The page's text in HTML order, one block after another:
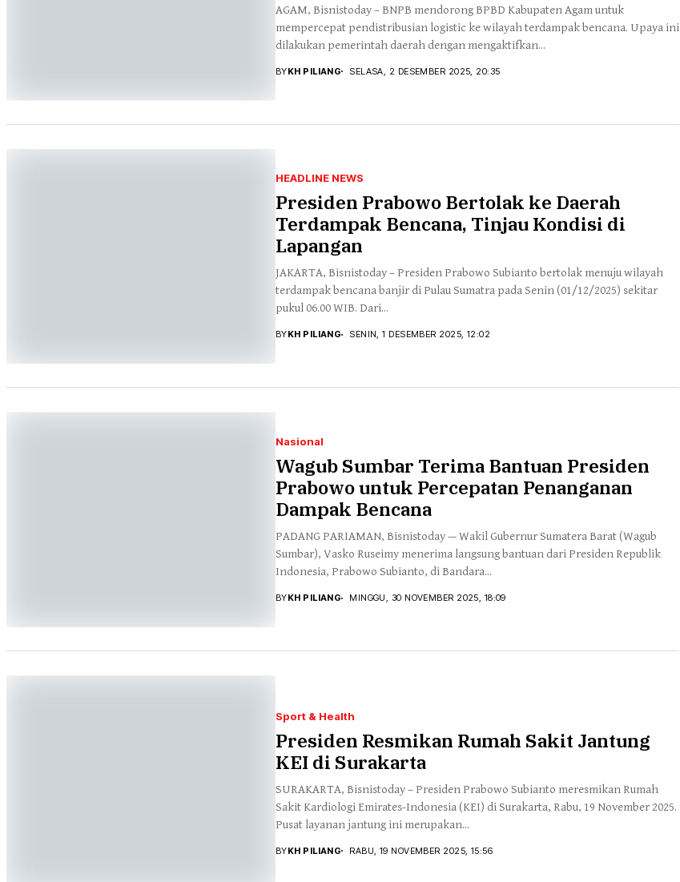
AGAM, Bisnistoday – BNPB mendorong BPBD Kabupaten Agam untuk
mempercepat pendistribusian logistic ke wilayah terdampak bencana. Upaya ini
dilakukan pemerintah daerah dengan mengaktifkan...
BYKH PILIANG SELASA, 2 DESEMBER 2025, 20:35
HEADLINE NEWS
Presiden Prabowo Bertolak ke Daerah
Terdampak Bencana, Tinjau Kondisi di
Lapangan
JAKARTA, Bisnistoday – Presiden Prabowo Subianto bertolak menuju wilayah
terdampak bencana banjir di Pulau Sumatra pada Senin (01/12/2025) sekitar
pukul 06.00 WIB. Dari...
BYKH PILIANG SENIN, 1 DESEMBER 2025, 12:02
Nasional
Wagub Sumbar Terima Bantuan Presiden
Prabowo untuk Percepatan Penanganan
Dampak Bencana
PADANG PARIAMAN, Bisnistoday — Wakil Gubernur Sumatera Barat (Wagub
Sumbar), Vasko Ruseimy menerima langsung bantuan dari Presiden Republik
Indonesia, Prabowo Subianto, di Bandara...
BYKH PILIANG MINGGU, 30 NOVEMBER 2025, 18:09
Sport & Health
Presiden Resmikan Rumah Sakit Jantung
KEI di Surakarta
SURAKARTA, Bisnistoday – Presiden Prabowo Subianto meresmikan Rumah
Sakit Kardiologi Emirates-Indonesia (KEI) di Surakarta, Rabu, 19 November 2025.
Pusat layanan jantung ini merupakan...
BYKH PILIANG RABU, 19 NOVEMBER 2025, 15:56